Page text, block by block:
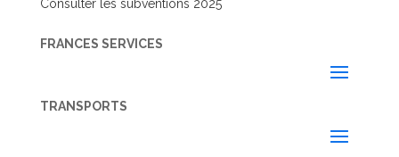
Consulter les subventions 2025
FRANCES SERVICES
TRANSPORTS